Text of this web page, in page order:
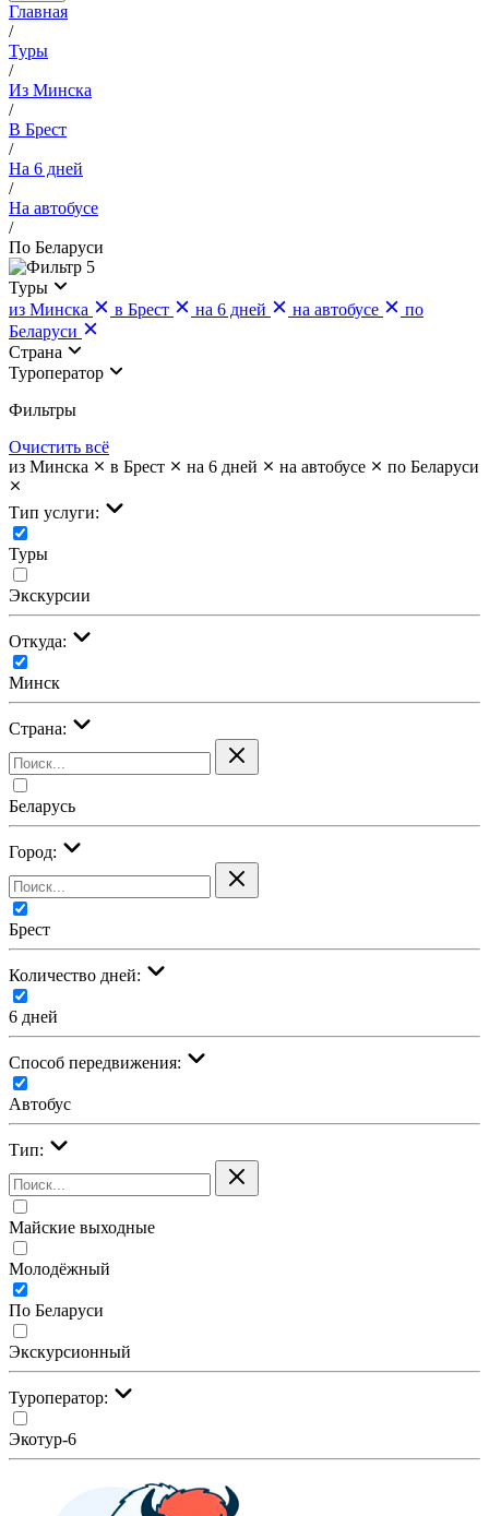
Главная
/
Туры
/
Из Минска
/
В Брест
/
На 6 дней
/
На автобусе
/
По Беларуси
5
Туры
из Минска
в Брест на 6 дней на автобусе
по
Беларуси
Страна
Туроператор
Фильтры
Очистить всё
из Минска
в Брест на 6 дней на автобусе по Беларуси
Тип услуги:
Туры
Экскурсии
Откуда:
Минск
Страна:
Беларусь
Город:
Брест
Количество дней:
6 дней
Cпособ передвижения:
Автобус
Тип:
Майские выходные
Молодёжный
По Беларуси
Экскурсионный
Туроператор:
Экотур-6